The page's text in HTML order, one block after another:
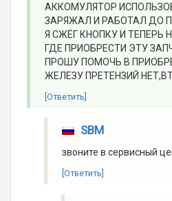
АККОМУЛЯТОР
ЗАРЯЖАЛ И РАБОТАЛ ДО
Я СЖЁГ КНОПКУ И ТЕПЕРЬ
ГДЕ ПРИОБРЕСТИ ЭТУ
ПРОШУ ПОМОЧЬ В
ЖЕЛЕЗУ ПРЕТЕНЗИЙ
[Ответить]
SBM
звоните в сервисный
[Ответить]